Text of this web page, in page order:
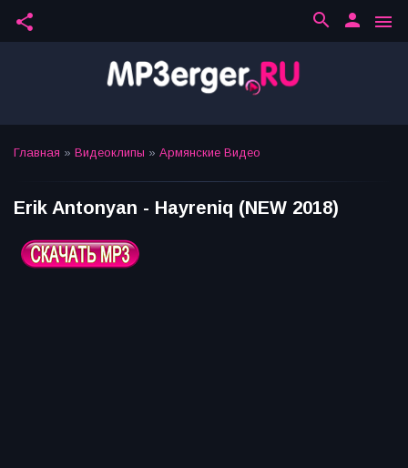
share menu
person
search
Главная » Видеоклипы » Армянские Видео
Erik Antonyan - Hayreniq (NEW 2018)